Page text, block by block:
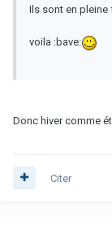
Ils sont en pleine
voila :bave:
Donc hiver comme
Citer